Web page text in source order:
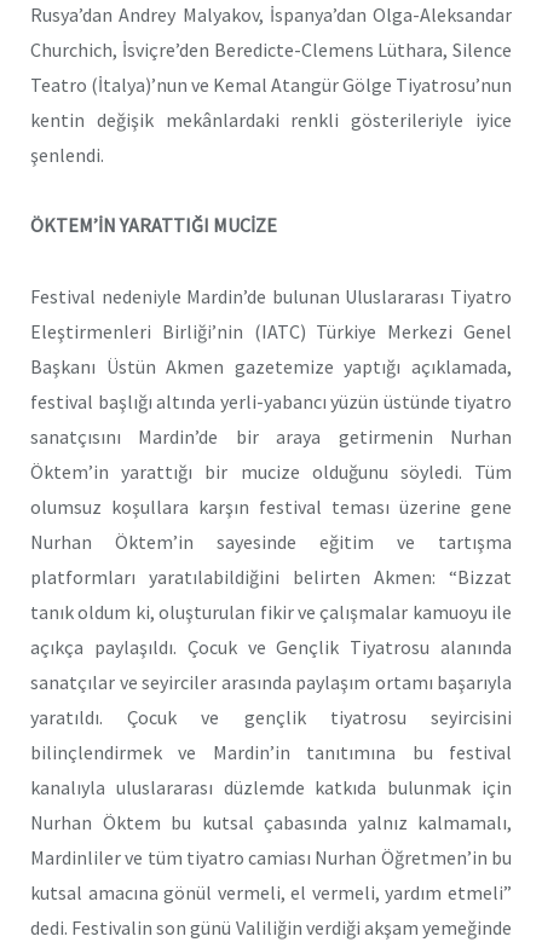
Rusya’dan Andrey Malyakov, İspanya’dan Olga-Aleksandar
Churchich, İsviçre’den Beredicte-Clemens Lüthara, Silence
Teatro (İtalya)’nun ve Kemal Atangür Gölge Tiyatrosu’nun
kentin değişik mekânlardaki renkli gösterileriyle iyice
şenlendi.
ÖKTEM’İN YARATTIĞI MUCİZE
Festival nedeniyle Mardin’de bulunan Uluslararası Tiyatro
Eleştirmenleri Birliği’nin (IATC) Türkiye Merkezi Genel
Başkanı Üstün Akmen gazetemize yaptığı açıklamada,
festival başlığı altında yerli-yabancı yüzün üstünde tiyatro
sanatçısını Mardin’de bir araya getirmenin Nurhan
Öktem’in yarattığı bir mucize olduğunu söyledi. Tüm
olumsuz koşullara karşın festival teması üzerine gene
Nurhan Öktem’in sayesinde eğitim ve tartışma
platformları yaratılabildiğini belirten Akmen: “Bizzat
tanık oldum ki, oluşturulan fikir ve çalışmalar kamuoyu ile
açıkça paylaşıldı. Çocuk ve Gençlik Tiyatrosu alanında
sanatçılar ve seyirciler arasında paylaşım ortamı başarıyla
yaratıldı. Çocuk ve gençlik tiyatrosu seyircisini
bilinçlendirmek ve Mardin’in tanıtımına bu festival
kanalıyla uluslararası düzlemde katkıda bulunmak için
Nurhan Öktem bu kutsal çabasında yalnız kalmamalı,
Mardinliler ve tüm tiyatro camiası Nurhan Öğretmen’in bu
kutsal amacına gönül vermeli, el vermeli, yardım etmeli”
dedi. Festivalin son günü Valiliğin verdiği akşam yemeğinde